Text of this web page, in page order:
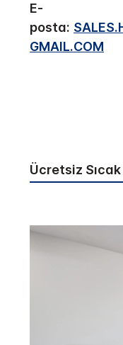
E-
posta:
GMAIL.COM
Ücretsiz